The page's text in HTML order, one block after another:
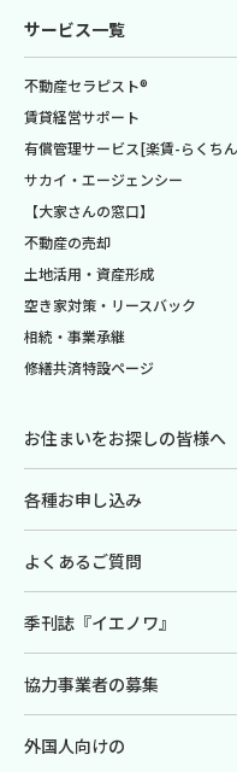
サービス一覧
不動産セラピスト®
賃貸経営サポート
有償管理サービス[楽賃-らくち
サカイ・エージェンシー
【大家さんの窓口】
不動産の売却
土地活用・資産形成
空き家対策・リースバック
相続・事業承継
修繕共済特設ページ
お住まいをお探しの皆様へ
各種お申し込み
よくあるご質問
季刊誌『イエノワ』
協力事業者の募集
外国人向けの